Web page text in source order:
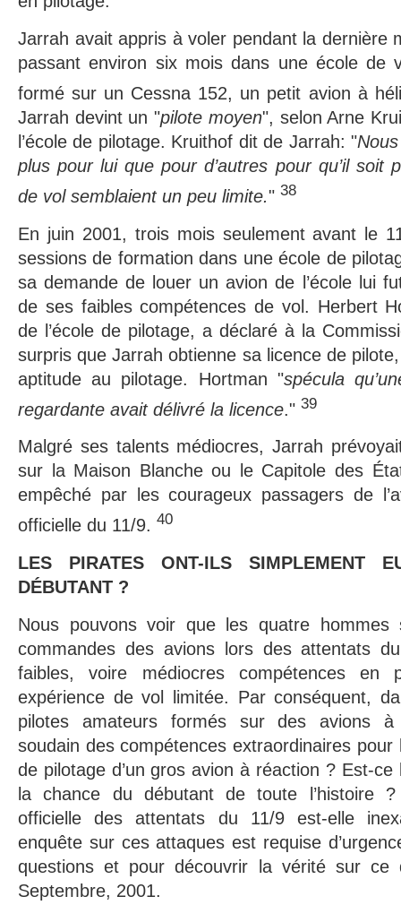
Jarrah avait appris à voler pendant la dernière
passant environ six mois dans une école de
formé sur un Cessna 152, un petit avion à
Jarrah devint un "pilote moyen", selon Arne
l’école de pilotage. Kruithof dit de Jarrah: "
plus pour lui que pour d’autres pour qu’il soit
de vol semblaient un peu limite." 38
En juin 2001, trois mois seulement avant le
sessions de formation dans une école de
sa demande de louer un avion de l’école lui
de ses faibles compétences de vol. Herbert
de l’école de pilotage, a déclaré à la
surpris que Jarrah obtienne sa licence de
aptitude au pilotage. Hortman "spécula
regardante avait délivré la licence ." 39
Malgré ses talents médiocres, Jarrah
sur la Maison Blanche ou le Capitole des
empêché par les courageux passagers de
officielle du 11/9. 40
LES PIRATES ONT-ILS SIMPLEMENT
DÉBUTANT ?
Nous pouvons voir que les quatre hommes
commandes des avions lors des attentats
faibles, voire médiocres compétences en
expérience de vol limitée. Par conséquent,
pilotes amateurs formés sur des avions à
soudain des compétences extraordinaires
de pilotage d’un gros avion à réaction ? Est-
la chance du débutant de toute l’histoire ?
officielle des attentats du 11/9 est-elle
enquête sur ces attaques est requise
questions et pour découvrir la vérité sur ce
Septembre, 2001.